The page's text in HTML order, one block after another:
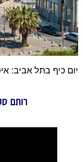
יום כיף בתל אביב:
רותם